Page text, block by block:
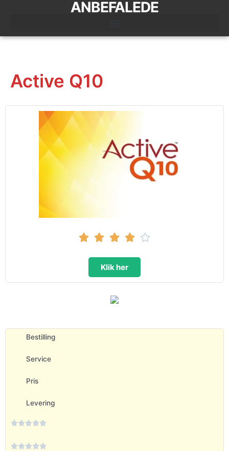
ANBEFALEDE
Active Q10
    
Klik her
Bestilling
Service
Pris
Levering

